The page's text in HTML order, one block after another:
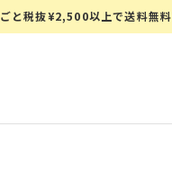
と税抜¥2,500以上で送料無料